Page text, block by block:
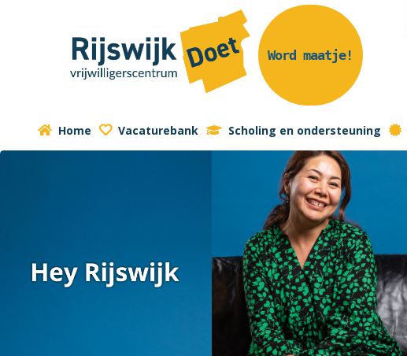
Word maatje!
Home Vacaturebank Scholing en ondersteuning